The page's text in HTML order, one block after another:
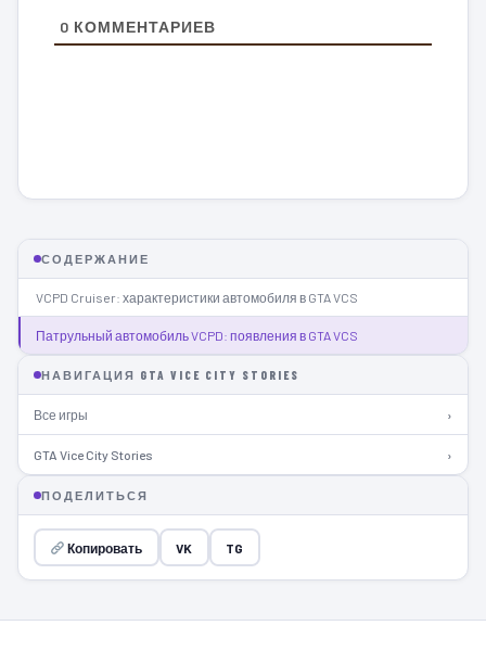
0 КОММЕНТАРИЕВ
СОДЕРЖАНИЕ
VCPD Cruiser: характеристики автомобиля в GTA VCS
Патрульный автомобиль VCPD: появления в GTA VCS
НАВИГАЦИЯ GTA VICE CITY STORIES
Все игры ›
GTA Vice City Stories ›
ПОДЕЛИТЬСЯ
Копировать VK TG